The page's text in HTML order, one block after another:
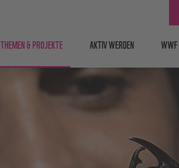
THEMEN & PROJEKTE AKTIV WERDEN WWF